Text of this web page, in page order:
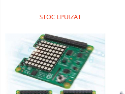
STOC EPUIZAT